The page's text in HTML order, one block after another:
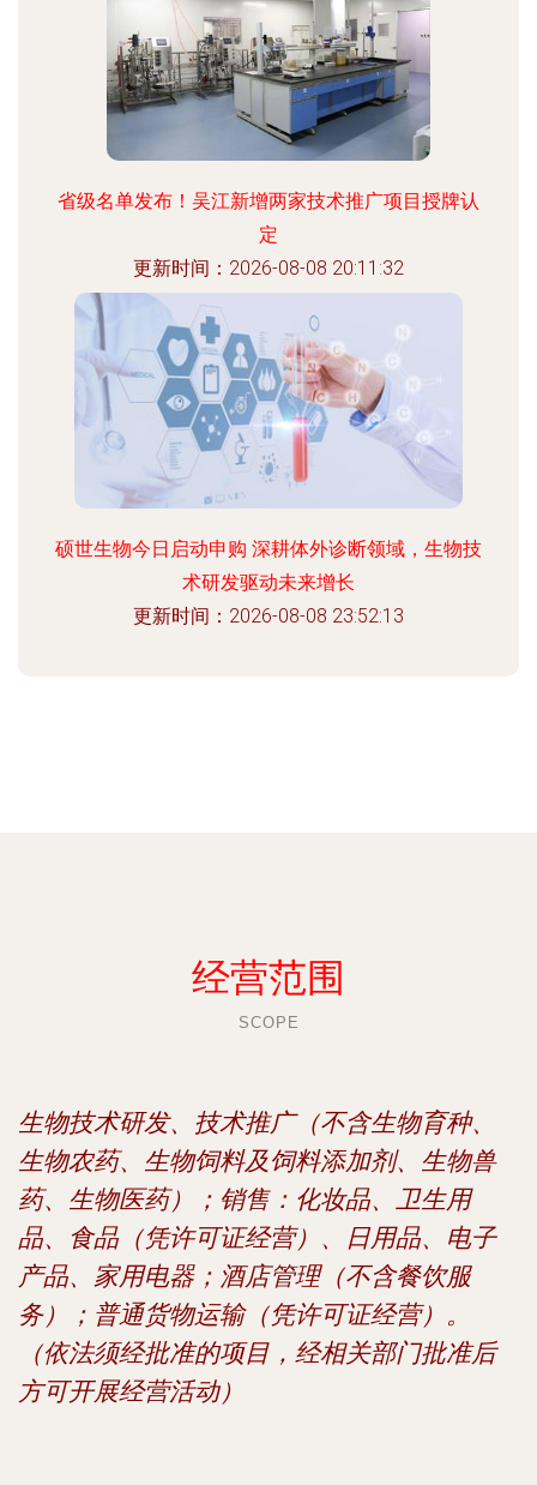
省级名单发布！吴江新增两家技术推广项目授牌认
定
更新时间：2026-08-08 20:11:32
硕世生物今日启动申购 深耕体外诊断领域，生物技
术研发驱动未来增长
更新时间：2026-08-08 23:52:13
经营范围
SCOPE
生物技术研发、技术推广（不含生物育种、
生物农药、生物饲料及饲料添加剂、生物兽
药、生物医药）；销售：化妆品、卫生用
品、食品（凭许可证经营）、日用品、电子
产品、家用电器；酒店管理（不含餐饮服
务）；普通货物运输（凭许可证经营）。
（依法须经批准的项目，经相关部门批准后
方可开展经营活动）